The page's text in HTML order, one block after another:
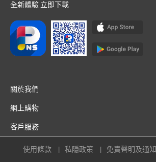
全新體驗 立即下載
關於我們
網上購物
客戶服務
使用條款 私隱政策 免責聲明及通知